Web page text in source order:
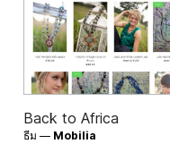
Back to Africa
ธีม — Mobilia